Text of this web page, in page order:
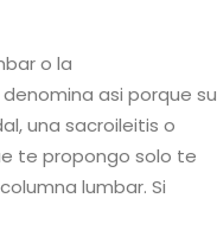
o la
asi porque su
una sacroileitis o
te propongo solo te
lumbar. Si